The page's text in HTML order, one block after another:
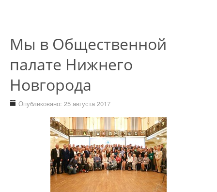
Мы в Общественной
палате Нижнего
Новгорода
Опубликовано: 25 августа 2017